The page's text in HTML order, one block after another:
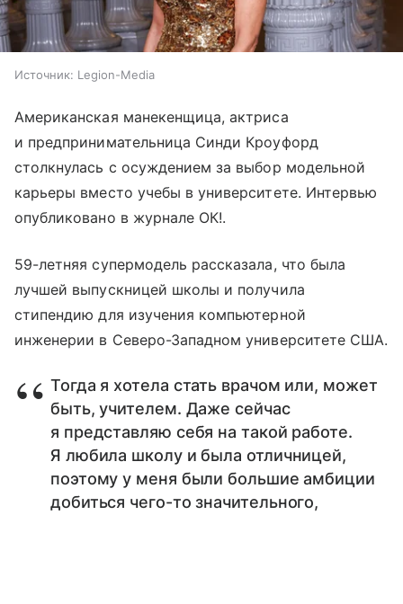
Источник: Legion-Media
Американская манекенщица, актриса
и предпринимательница Синди Кроуфорд
столкнулась с осуждением за выбор модельной
карьеры вместо учебы в университете. Интервью
опубликовано в журнале ОК!.
59-летняя супермодель рассказала, что была
лучшей выпускницей школы и получила
стипендию для изучения компьютерной
инженерии в Северо-Западном университете США.
Тогда я хотела стать врачом или, может
быть, учителем. Даже сейчас
я представляю себя на такой работе.
Я любила школу и была отличницей,
поэтому у меня были большие амбиции
добиться чего-то значительного,